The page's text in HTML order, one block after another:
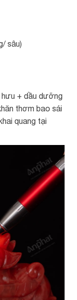
sâu)
hưu + dầu dưỡng
thơm bao sái
quang tại